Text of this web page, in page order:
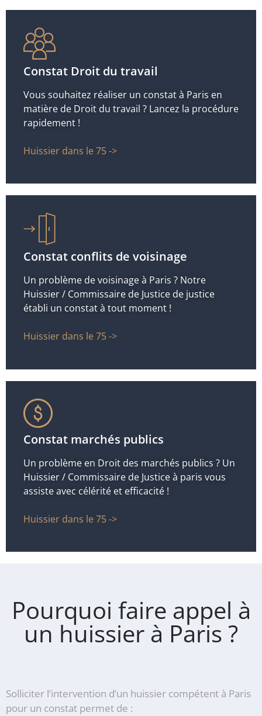
Constat Droit du travail
Vous souhaitez réaliser un constat à Paris en
matière de Droit du travail ? Lancez la procédure
rapidement !
Huissier dans le 75 ->
Constat conflits de voisinage
Un problème de voisinage à Paris ? Notre
Huissier / Commissaire de Justice de justice
établi un constat à tout moment !
Huissier dans le 75 ->
Constat marchés publics
Un problème en Droit des marchés publics ? Un
Huissier / Commissaire de Justice à paris vous
assiste avec célérité et efficacité !
Huissier dans le 75 ->
Pourquoi faire appel à
un huissier à Paris ?
Solliciter l’intervention d’un huissier compétent à Paris
pour un constat permet de :